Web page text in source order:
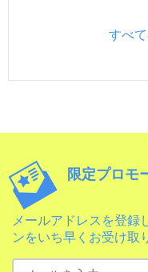
すべ
限定プロモ
メールアドレスを登録
ンをいち早くお受け取